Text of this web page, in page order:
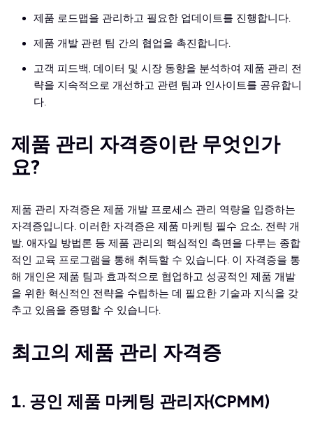
제품 로드맵을 관리하고 필요한 업데이트를 진행합니다.
제품 개발 관련 팀 간의 협업을 촉진합니다.
고객 피드백, 데이터 및 시장 동향을 분석하여 제품 관리 전
략을 지속적으로 개선하고 관련 팀과 인사이트를 공유합니
다.
제품 관리 자격증이란 무엇인가
요?
제품 관리 자격증은 제품 개발 프로세스 관리 역량을 입증하는
자격증입니다. 이러한 자격증은 제품 마케팅 필수 요소, 전략 개
발, 애자일 방법론 등 제품 관리의 핵심적인 측면을 다루는 종합
적인 교육 프로그램을 통해 취득할 수 있습니다. 이 자격증을 통
해 개인은 제품 팀과 효과적으로 협업하고 성공적인 제품 개발
을 위한 혁신적인 전략을 수립하는 데 필요한 기술과 지식을 갖
추고 있음을 증명할 수 있습니다.
최고의 제품 관리 자격증
1. 공인 제품 마케팅 관리자(CPMM)